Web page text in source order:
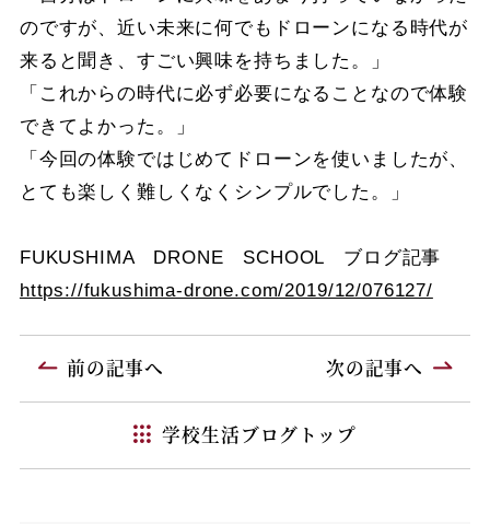
のですが、近い未来に何でもドローンになる時代が
来ると聞き、すごい興味を持ちました。」
「これからの時代に必ず必要になることなので体験
できてよかった。」
「今回の体験ではじめてドローンを使いましたが、
とても楽しく難しくなくシンプルでした。」
FUKUSHIMA DRONE SCHOOL ブログ記事
https://fukushima-drone.com/2019/12/076127/
前の記事へ
学校生活ブログトップ
次の記事へ